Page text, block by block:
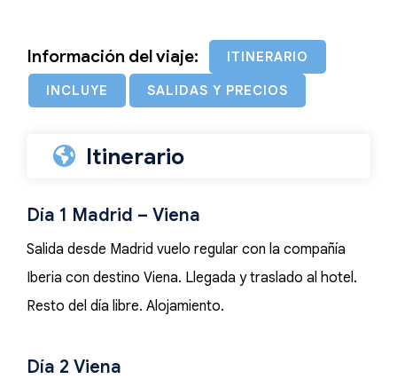
Información del viaje: ITINERARIO
INCLUYE SALIDAS Y PRECIOS
Itinerario
Día 1 Madrid – Viena
Salida desde Madrid vuelo regular con la compañía
Iberia con destino Viena. Llegada y traslado al hotel.
Resto del día libre. Alojamiento.
Día 2 Viena